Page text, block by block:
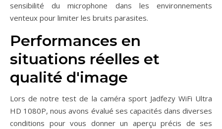
sensibilité du microphone dans les environnements
venteux pour limiter les bruits parasites.
Performances en
situations réelles et
qualité d'image
Lors de notre test de la caméra sport Jadfezy WiFi Ultra
HD 1080P, nous avons évalué ses capacités dans diverses
conditions pour vous donner un aperçu précis de ses